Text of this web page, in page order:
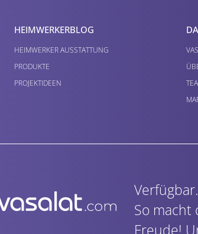
HEIMWERKER­BLOG
HEIMWERKER AUSSTATTUNG
PRODUKTE
PROJEKTIDEEN
So macht
Freude!